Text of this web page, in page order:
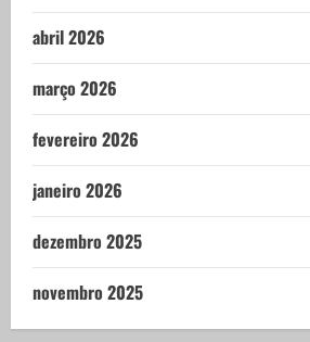
abril 2026
março 2026
fevereiro 2026
janeiro 2026
dezembro 2025
novembro 2025